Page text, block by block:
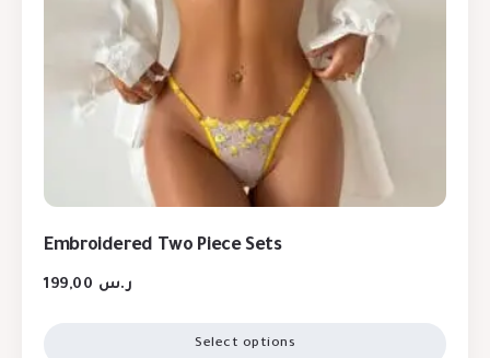
Embroidered Two Piece Sets
ر.س
Select options